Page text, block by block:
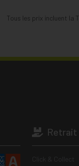
Tous les prix incluent la